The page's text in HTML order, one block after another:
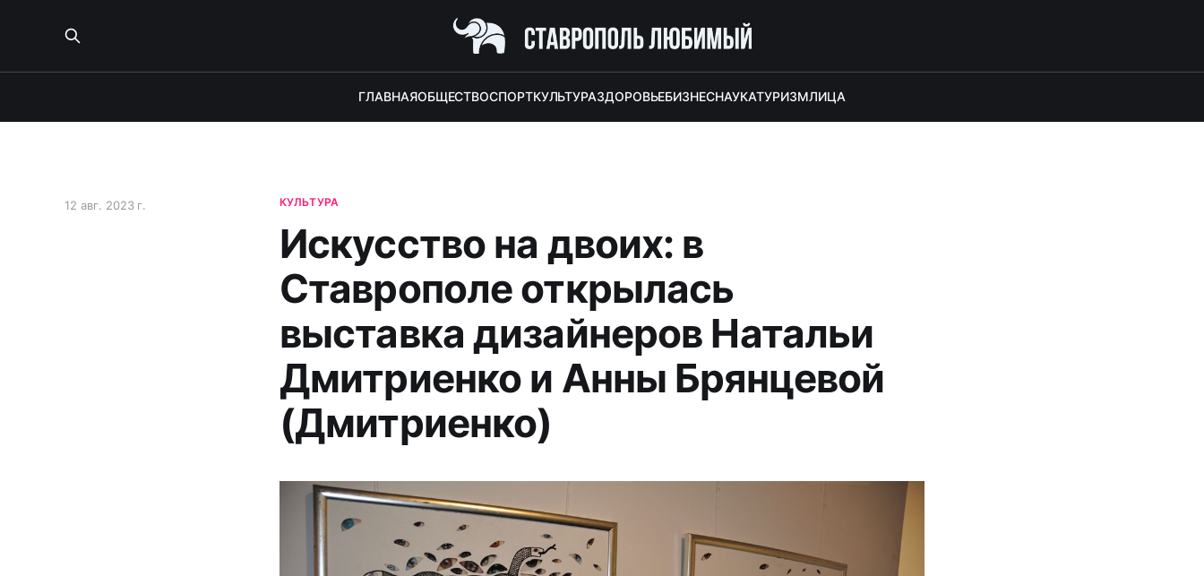
ГЛАВНАЯОБЩЕСТВОСПОРТКУЛЬТУРАЗДОРОВЬЕБИЗНЕСНАУКАТУРИЗМЛИЦА
КУЛЬТУРА
Искусство на двоих: в
Ставрополе открылась
выставка дизайнеров Натальи
Дмитриенко и Анны Брянцевой
(Дмитриенко)
12 авг. 2023 г.